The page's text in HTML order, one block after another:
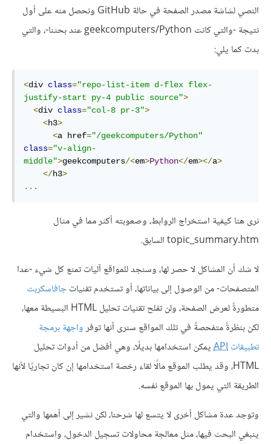
النصي لشاشة مصدر الصفحة في حالة GitHub ونحصل منه على أول
نتيجة -والتي كانت geekcomputers/Python عند بحثنا-، والتي
بدت كما يلي:
<div class="repo-list-item d-flex flex-
justify-start py-4 public source">
<div class="col-8 pr-3">
<h3>
<a href="/geekcomputers/Python"
class="v-align-
middle">geekcomputers/<em>Python</em></a>
</h3>
...
نرى هنا كيفية استخراج الروابط، وصعوبته أكثر مما في مثال
topic_summary.htm السابق.
لا شك أن المشاكل لا حصر لها، وسنجد للمواقع آليات تمنع كل شيء -عدا
المتصفحات- من الوصول إلى بياناتها، أو تستخدم تقنياتجافاسكربت
متطورةً لعرض الصفحة، ولن تفلح تقنيات تحليل HTML البسيطة معها،
لكن بنظرةً متفحصةً في تلك المواقع سنرى أنها توفرواجهة برمجة
تطبيقاتAPIيمكن استخدامها بديلًا، وهي أفضل من أدوات تحليل
HTML، وقد يطلب الموقع مالًا لقاء رخصة استخدامها إن كان تجاريًا لأنها
الطريقة التي يمول بها الموقع نفسه.
وتوجد عدة مشاكل أخرى لا يتسع لها شرحنا، لكن نشير إلى أهمها والتي
ينبغي البحث فيها، مثل معالجة محاولات تسجيل الدخول، واستخدام